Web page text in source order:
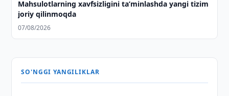
Mahsulotlarning xavfsizligini taʼminlashda yangi tizim
joriy qilinmoqda
07/08/2026
SO'NGGI YANGILIKLAR